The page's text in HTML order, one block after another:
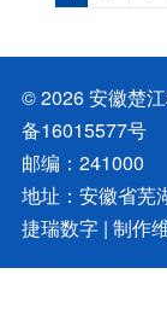
© 2026 安徽楚
备16015577号
邮编：241000
地址：安徽省芜
捷瑞数字| 制作